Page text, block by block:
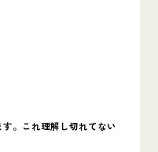
。これ理解し切れてない